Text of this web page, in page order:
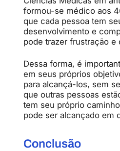
formou-se médico aos
que cada pessoa tem
desenvolvimento e
pode trazer frustração e
Dessa forma, é
em seus próprios
para alcançá-los, sem
que outras pessoas
tem seu próprio
pode ser alcançado em
Conclusão